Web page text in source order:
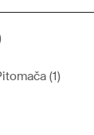
(1)